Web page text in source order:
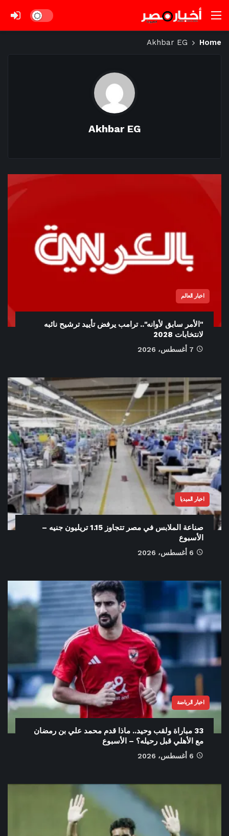
Dark mode
Home
Akhbar EG
Akhbar EG
اخبار العالم
"الأمر سابق لأوانه".. ترامب يرفض تأييد ترشيح نائبه
لانتخابات 2028
7 أغسطس، 2026
اخبار الميديا
صناعة الملابس في مصر تتجاوز 1.15 تريليون جنيه –
الأسبوع
6 أغسطس، 2026
اخبار الرياضة
33 مباراة ولقب وحيد.. ماذا قدم محمد علي بن رمضان
مع الأهلي قبل رحيله؟ – الأسبوع
6 أغسطس، 2026